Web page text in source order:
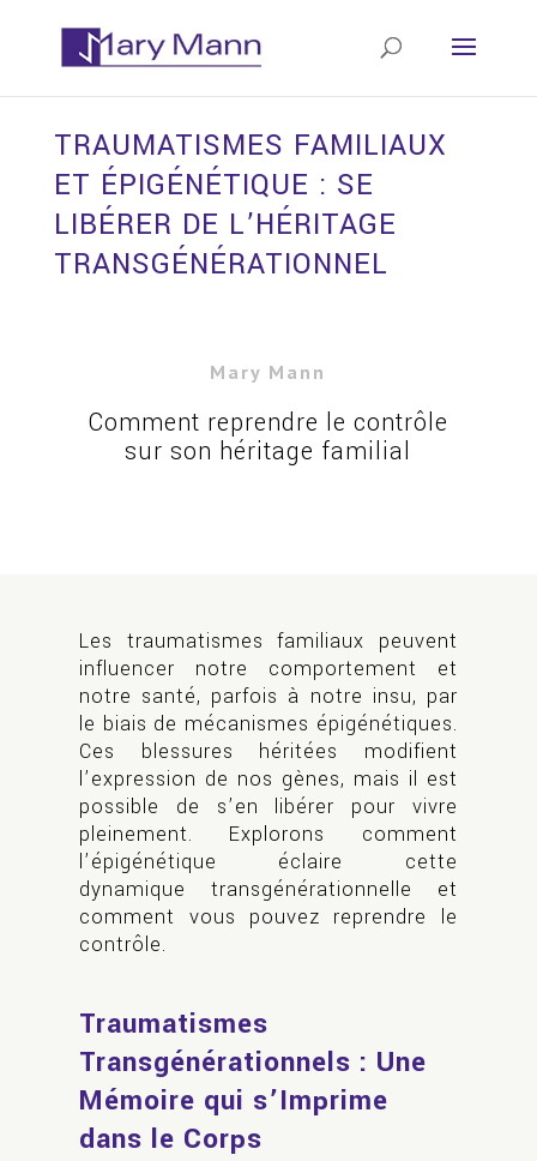
TRAUMATISMES FAMILIAUX
ET ÉPIGÉNÉTIQUE : SE
LIBÉRER DE L’HÉRITAGE
TRANSGÉNÉRATIONNEL
Mary Mann
Comment reprendre le contrôle
sur son héritage familial
Les traumatismes familiaux peuvent
influencer notre comportement et
notre santé, parfois à notre insu, par
le biais de mécanismes épigénétiques.
Ces blessures héritées modifient
l’expression de nos gènes, mais il est
possible de s’en libérer pour vivre
pleinement. Explorons comment
l’épigénétique éclaire cette
dynamique transgénérationnelle et
comment vous pouvez reprendre le
contrôle.
Traumatismes
Transgénérationnels : Une
Mémoire qui s’Imprime
dans le Corps